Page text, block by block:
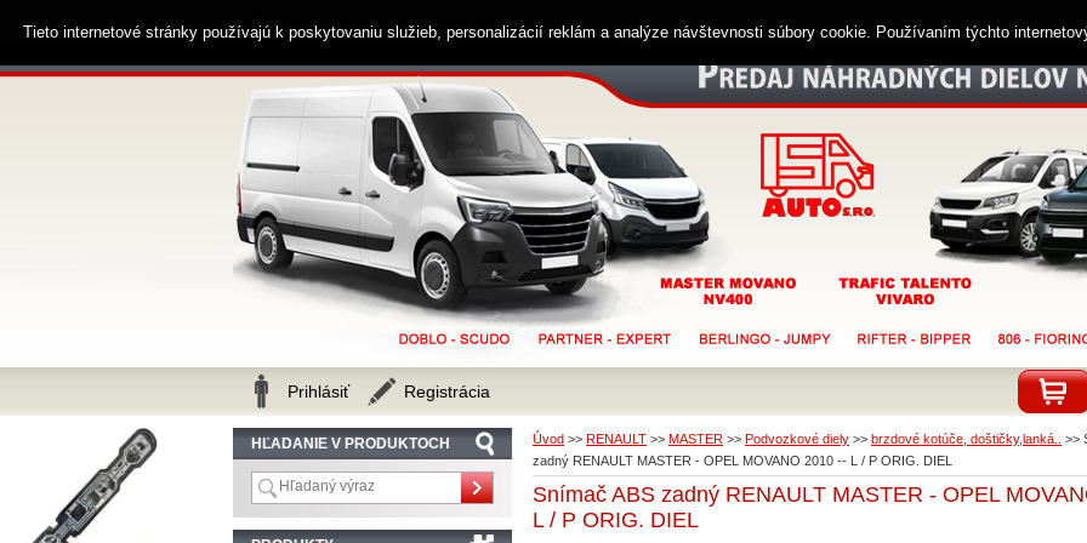
Úvod >> RENAULT >> MASTER >> Podvozkové diely >> brzdové kotúče, doštičky,lanká.. >>
zadný RENAULT MASTER - OPEL MOVANO 2010 -- L / P ORIG. DIEL
Snímač ABS zadný RENAULT MASTER - OPEL
L / P ORIG. DIEL
HĽADANIE V PRODUKTOCH
Zákaznícka linka 0914 238 482
Prihlásiť Registrácia
Tieto internetové stránky používajú k poskytovaniu služieb, personalizácií reklám a analýze návštevnosti súbory cookie. Používaním týchto